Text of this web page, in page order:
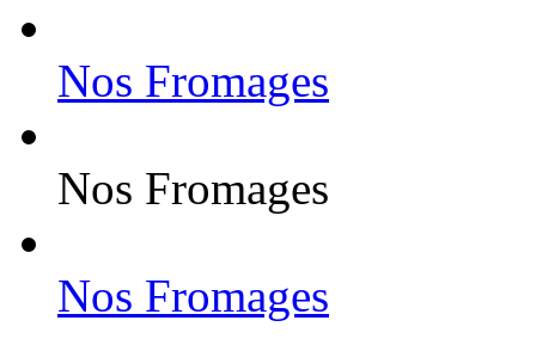
Nos Fromages
Nos Fromages
Nos Fromages